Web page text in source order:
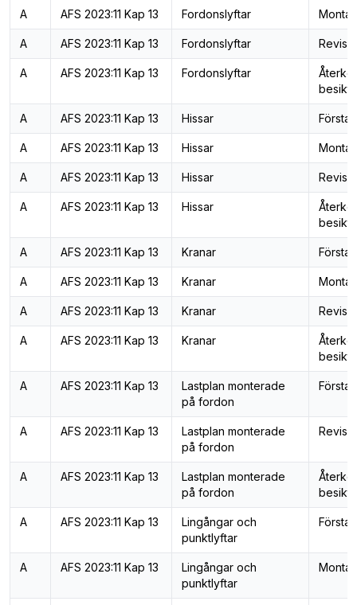
A AFS 2023:11 Kap 13 Fordonslyftar
A AFS 2023:11 Kap 13 Fordonslyftar
A AFS 2023:11 Kap 13 Fordonslyftar
A AFS 2023:11 Kap 13 Hissar Första
A AFS 2023:11 Kap 13 Hissar
A AFS 2023:11 Kap 13 Hissar
A AFS 2023:11 Kap 13 Hissar
A AFS 2023:11 Kap 13 Kranar Första
A AFS 2023:11 Kap 13 Kranar
A AFS 2023:11 Kap 13 Kranar
A AFS 2023:11 Kap 13 Kranar
A AFS 2023:11 Kap 13
Lastplan monterade
på fordon
Första
A AFS 2023:11 Kap 13
Lastplan monterade
på fordon
A AFS 2023:11 Kap 13
Lastplan monterade
på fordon
A AFS 2023:11 Kap 13
Lingångar och
punktlyftar
Första
A AFS 2023:11 Kap 13
Lingångar och
punktlyftar